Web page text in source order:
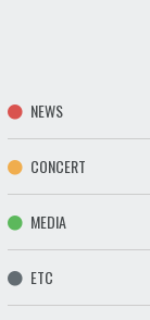
NEWS
CONCERT
MEDIA
ETC